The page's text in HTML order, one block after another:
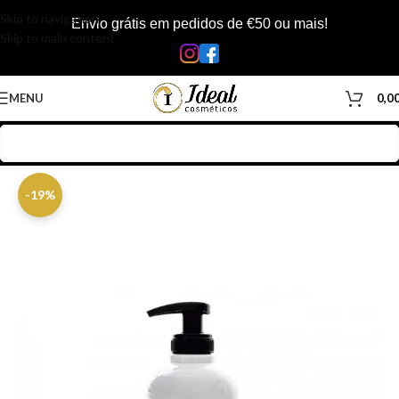
Skip to navigationEnvio grátis em pedidos de €50 ou mais!
MENU
-19%